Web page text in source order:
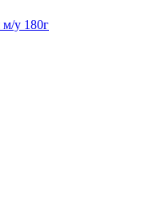
у 180г